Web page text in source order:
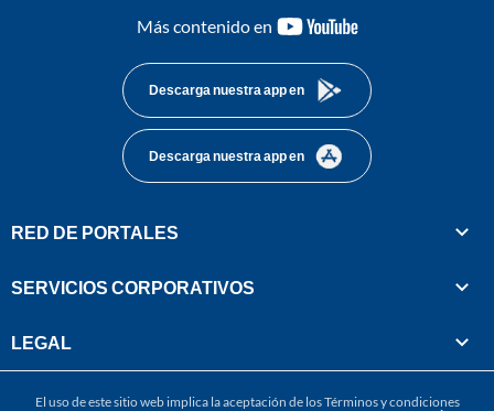
Más contenido en
youtube-
Descarga nuestra app en
Descarga nuestra app en
RED DE PORTALES
SERVICIOS CORPORATIVOS
LEGAL
El uso de este sitio web implica la aceptación de losTérminos y condiciones